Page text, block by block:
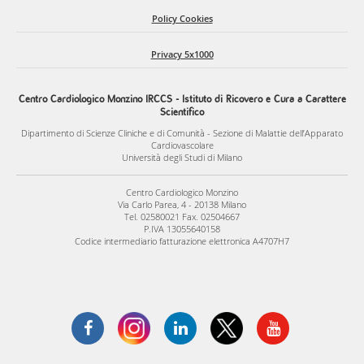
Policy Cookies
Privacy 5x1000
Centro Cardiologico Monzino IRCCS - Istituto di Ricovero e Cura a Carattere
Scientifico
Dipartimento di Scienze Cliniche e di Comunità - Sezione di Malattie dell’Apparato
Cardiovascolare
Università degli Studi di Milano
Centro Cardiologico Monzino
Via Carlo Parea, 4 - 20138 Milano
Tel. 02580021 Fax. 02504667
P.IVA 13055640158
Codice intermediario fatturazione elettronica A4707H7